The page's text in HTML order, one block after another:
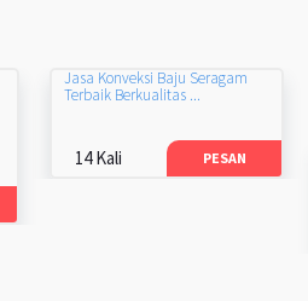
Jasa Konveksi Baju Seragam
Terbaik Berkualitas ...
14 Kali PESAN